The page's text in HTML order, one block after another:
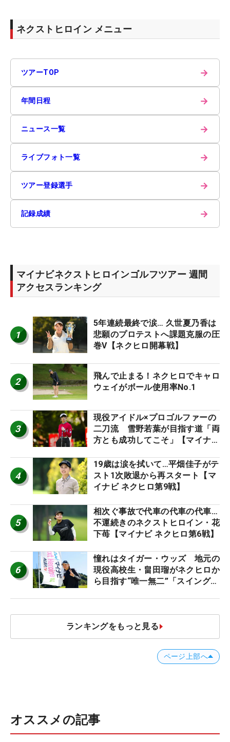
ネクストヒロイン メニュー
ツアーTOP →
年間日程 →
ニュース一覧 →
ライブフォト一覧 →
ツアー登録選手 →
記録成績 →
マイナビネクストヒロインゴルフツアー 週間
アクセスランキング
1
5年連続最終で涙… 久世夏乃香は
悲願のプロテストへ課題克服の圧
巻V【ネクヒロ開幕戦】
2
飛んで止まる！ネクヒロでキャロ
ウェイがボール使用率No.1
3
現役アイドル×プロゴルファーの
二刀流 雪野若葉が目指す道「両
方とも成功してこそ」【マイナビ
4
19歳は涙を拭いて…平畑佳子がテ
スト1次敗退から再スタート【マ
イナビ ネクヒロ第9戦】
5
相次ぐ事故で代車の代車の代車…
不運続きのネクストヒロイン・花
下苺【マイナビ ネクヒロ第6戦】
6
憧れはタイガー・ウッズ 地元の
現役高校生・畠田瑠がネクヒロか
ら目指す“唯一無二”「スイングは
ランキングをもっと見る
ページ上部へ
オススメの記事